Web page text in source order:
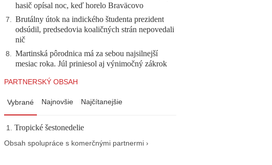
hasič opísal noc, keď horelo Braväcovo
7. Brutálny útok na indického študenta prezident
odsúdil, predsedovia koaličných strán nepovedali
nič
8. Martinská pôrodnica má za sebou najsilnejší
mesiac roka. Júl priniesol aj výnimočný zákrok
PARTNERSKÝ OBSAH
Vybrané Najnovšie Najčítanejšie
Tropické šestonedelie
Obsah spolupráce s komerčnými partnermi ›